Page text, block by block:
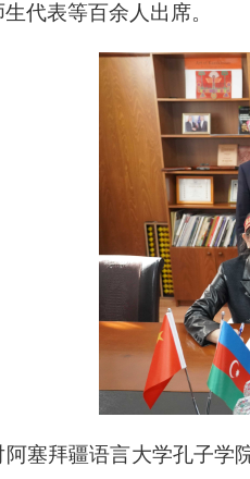
代表等百余人出席。
阿塞拜疆语言大学孔子学